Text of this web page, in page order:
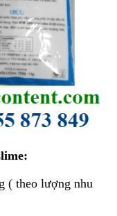
( theo lượng nhu